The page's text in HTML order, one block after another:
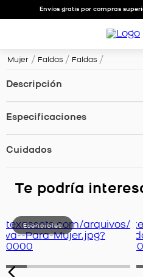
Envíos gratis por compras
Mujer Faldas Faldas
Descripción
Especificaciones
Cuidados
Te podría